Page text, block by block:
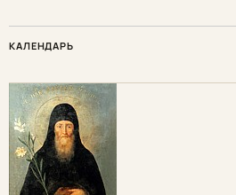
КАЛЕНДАРЬ